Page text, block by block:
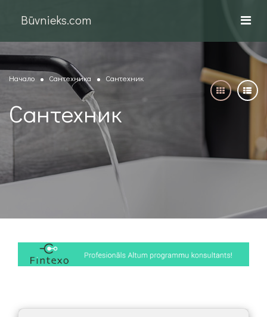
Būvnieks.com
Начало Сантехника Сантехник
Сантехник